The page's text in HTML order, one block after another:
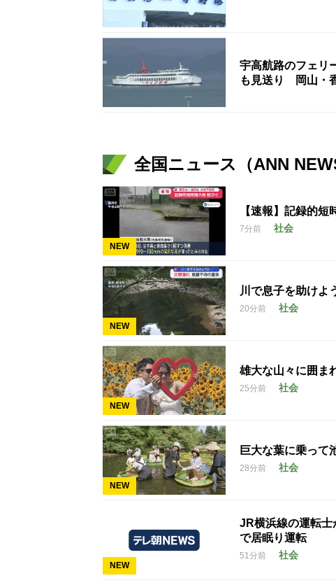
宇高航路のフェリ
も見送り 岡山・
全国ニュース（ANN
NEW
【速報】記録的
7分前 社会
NEW
川で息子を助け
20分前 社会
NEW
雄大な山々に囲ま
25分前 社会
NEW
巨大な葉に乗っ
28分前 社会
NEW
JR横浜線の運転
で居眠り運転
51分前 社会